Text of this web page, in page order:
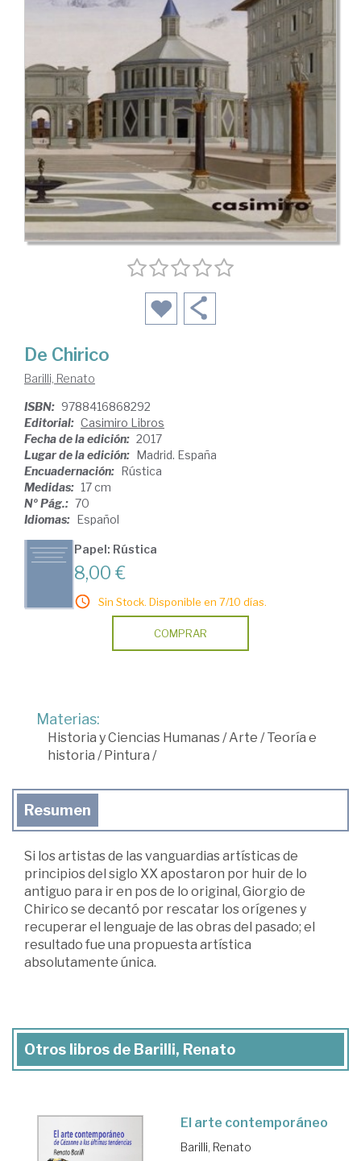
De Chirico
Barilli, Renato
ISBN: 9788416868292
Editorial: Casimiro Libros
Fecha de la edición: 2017
Lugar de la edición: Madrid. España
Encuadernación: Rústica
Medidas: 17 cm
Nº Pág.: 70
Idiomas: Español
Papel: Rústica
8,00 €
Sin Stock. Disponible en 7/10 días.
COMPRAR
Materias:
Historia y Ciencias Humanas /Arte /Teoría e
historia /Pintura /
Resumen
Si los artistas de las vanguardias artísticas de
principios del siglo XX apostaron por huir de lo
antiguo para ir en pos de lo original, Giorgio de
Chirico se decantó por rescatar los orígenes y
recuperar el lenguaje de las obras del pasado; el
resultado fue una propuesta artística
absolutamente única.
Otros libros de Barilli, Renato
El arte contemporáneo
Barilli, Renato